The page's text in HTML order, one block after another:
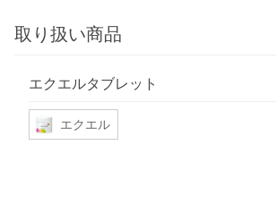
取り扱い商品
エクエルタブレット
エクエル